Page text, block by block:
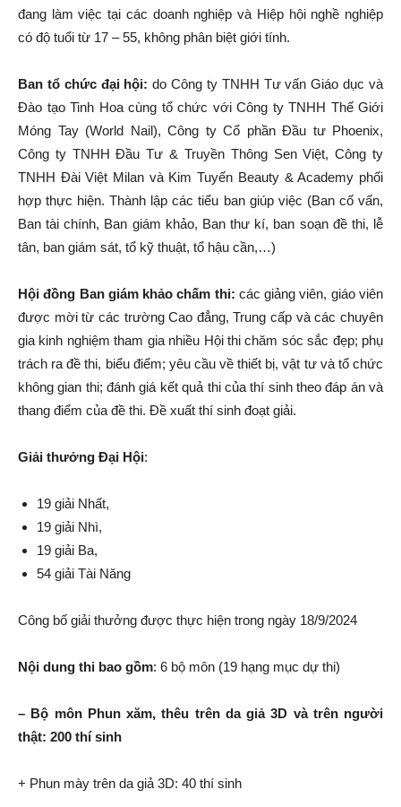
đang làm việc tại các doanh nghiệp và Hiệp hội nghề nghiệp
có độ tuổi từ 17 – 55, không phân biệt giới tính.
Ban tổ chức đại hội: do Công ty TNHH Tư vấn Giáo dục và
Đào tạo Tinh Hoa cùng tổ chức với Công ty TNHH Thế Giới
Móng Tay (World Nail), Công ty Cổ phần Đầu tư Phoenix,
Công ty TNHH Đầu Tư & Truyền Thông Sen Việt, Công ty
TNHH Đài Việt Milan và Kim Tuyến Beauty & Academy phối
hợp thực hiện. Thành lập các tiểu ban giúp việc (Ban cố vấn,
Ban tài chính, Ban giám khảo, Ban thư kí, ban soạn đề thi, lễ
tân, ban giám sát, tổ kỹ thuật, tổ hậu cần,…)
Hội đồng Ban giám khảo chấm thi: các giảng viên, giáo viên
được mời từ các trường Cao đẳng, Trung cấp và các chuyên
gia kinh nghiệm tham gia nhiều Hội thi chăm sóc sắc đẹp; phụ
trách ra đề thi, biểu điểm; yêu cầu về thiết bị, vật tư và tổ chức
không gian thi; đánh giá kết quả thi của thí sinh theo đáp án và
thang điểm của đề thi. Đề xuất thí sinh đoạt giải.
Giải thưởng Đại Hội:
19 giải Nhất,
19 giải Nhì,
19 giải Ba,
54 giải Tài Năng
Công bố giải thưởng được thực hiện trong ngày 18/9/2024
Nội dung thi bao gồm: 6 bộ môn (19 hạng mục dự thi)
– Bộ môn Phun xăm, thêu trên da giả 3D và trên người
thật: 200 thí sinh
+ Phun mày trên da giả 3D: 40 thí sinh